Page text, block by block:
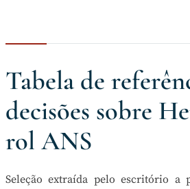
Tabela de
decisões sobre
rol ANS
Seleção extraída pelo escritório a